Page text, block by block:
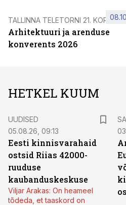
TALLINNA TELETORNI 21.
Arhitektuuri ja arenduse
konverents 2026
HETKEL KUUM
UUDISED
05.08.26, 09:13
Eesti kinnisvarahaid
ostsid Riias 42000-
ruuduse
kaubanduskeskuse
Viljar Arakas: On heameel
tõdeda, et taaskord on